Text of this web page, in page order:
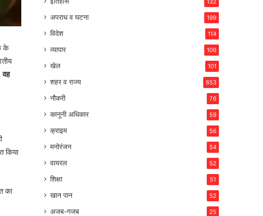
के
वह
किया
का
132
अपराध व घटना 199
विदेश 114
व्यापार 106
खेल 101
शहर व राज्य 653
नौकरी 76
कानूनी अधिकार 59
क्राइम 56
मनोरंजन 54
वायरल 52
शिक्षा 51
खान पान 52
अजब-गजब 25